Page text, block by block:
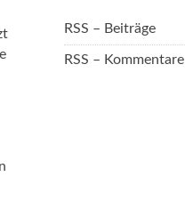
RSS – Beiträge
RSS – Kommentare